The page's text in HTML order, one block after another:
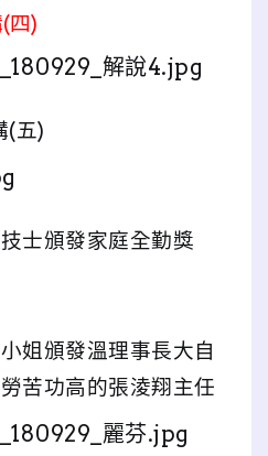
四)
(五)
士頒發家庭全勤獎
姐頒發溫理事長大自
苦功高的張淩翔主任